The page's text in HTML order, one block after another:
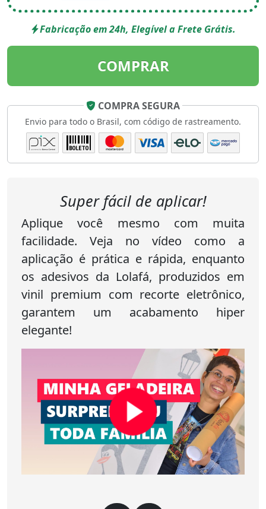
Fabricação em 24h, Elegível a Frete Grátis.
COMPRAR
COMPRA SEGURA
Envio para todo o Brasil, com código de rastreamento.
Super fácil de aplicar!
Aplique você mesmo com muita
facilidade. Veja no vídeo como a
aplicação é prática e rápida, enquanto
os adesivos da Lolafá, produzidos em
vinil premium com recorte eletrônico,
garantem um acabamento hiper
elegante!